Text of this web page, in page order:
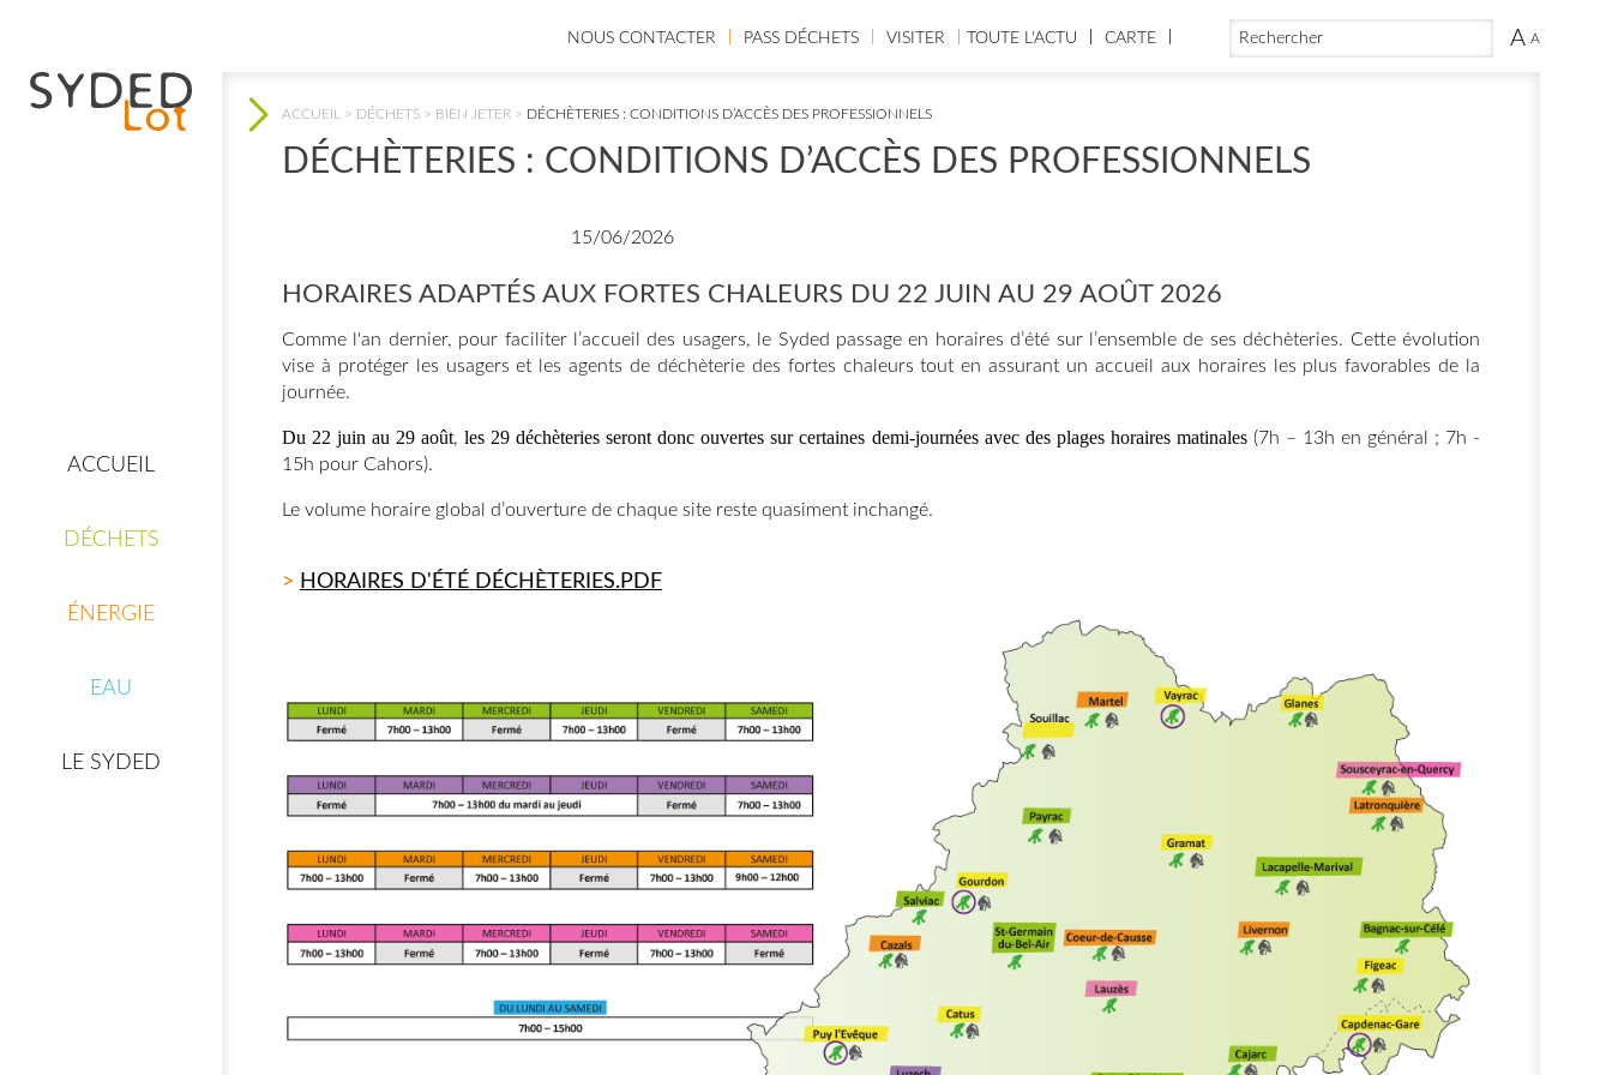
ACCUEIL
DÉCHETS
ÉNERGIE
EAU
LE SYDED
NOUS CONTACTER PASS DÉCHETS VISITER TOUTE L'ACTU CARTE FORMULAIRE DE RECHERCHE RECHERCHER
A A
Mes consignes de
Je jette moins
l'eau
VOUS ÊTES ICI
ACCUEIL > DÉCHETS > BIEN JETER > DÉCHÈTERIES : CONDITIONS D’ACCÈS DES PROFESSIONNELS
DÉCHÈTERIES : CONDITIONS D’ACCÈS DES PROFESSIONNELS
15/06/2026
HORAIRES ADAPTÉS AUX FORTES CHALEURS DU 22 JUIN AU 29 AOÛT 2026
Comme l'an dernier, pour faciliter l’accueil des usagers, le Syded passage en horaires d’été sur l’ensemble de ses déchèteries. Cette évolution
vise à protéger les usagers et les agents de déchèterie des fortes chaleurs tout en assurant un accueil aux horaires les plus favorables de la
journée.
Du 22 juin au 29 août,les 29 déchèteries seront donc ouvertes sur certaines demi-journées avec des plages horaires matinales (7h – 13h en général ; 7h -
15h pour Cahors).
Le volume horaire global d’ouverture de chaque site reste quasiment inchangé.
> HORAIRES D'ÉTÉ DÉCHÈTERIES.PDF